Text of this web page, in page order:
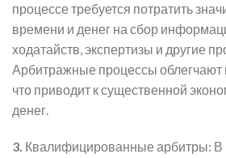
процессе требуется потратить
времени и денег на сбор
ходатайств, экспертизы и другие
Арбитражные процессы облегчают
что приводит к существенной
денег.
3. Квалифицированные арбитры: В